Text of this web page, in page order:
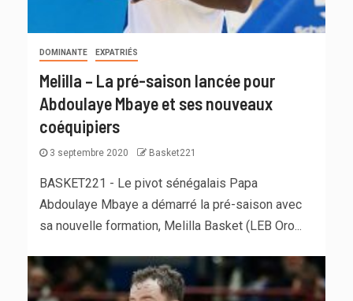
DOMINANTE EXPATRIÉS
Melilla – La pré-saison lancée pour
Abdoulaye Mbaye et ses nouveaux
coéquipiers
3 septembre 2020 Basket221
BASKET221 - Le pivot sénégalais Papa
Abdoulaye Mbaye a démarré la pré-saison avec
sa nouvelle formation, Melilla Basket (LEB Oro...